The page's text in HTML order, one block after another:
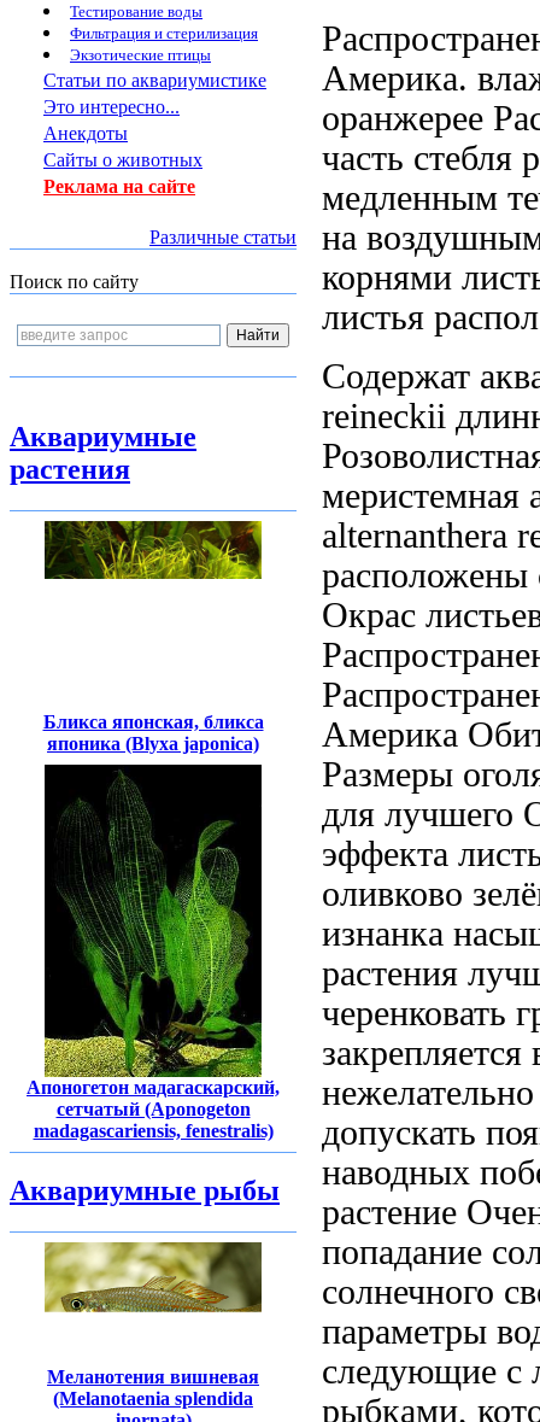
Тестирование воды
Фильтрация и стерилизация
Экзотические птицы
Статьи по аквариумистике
Это интересно...
Анекдоты
Сайты о животных
Реклама на сайте
Различные статьи
Поиск по сайту
Аквариумные
растения
Бликса японская, бликса
японика (Blyxa japonica)
Апоногетон мадагаскарский,
сетчатый (Aponogeton
madagascariensis, fenestralis)
Аквариумные рыбы
Меланотения вишневая
(Melanotaenia splendida
Америка.
оранжерее
часть стебля
медленным
на
корнями
листья
Содержат
reineckii
меристемная
alternanthera
расположены
Окрас
Америка
Размеры
для лучшего
эффекта
оливково
изнанка
растения
черенковать
закрепляется
допускать
наводных
растение
попадание
солнечного
параметры
следующие с
рыбками,